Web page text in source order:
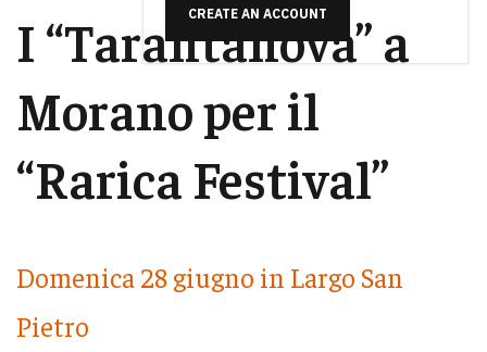
CREATE AN ACCOUNT
I “Tarantanova” a
Morano per il
“Rarica Festival”
Domenica 28 giugno in Largo San
Pietro